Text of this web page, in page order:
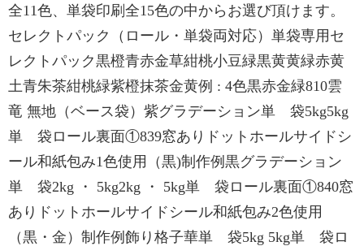
全11色、単袋印刷全15色の中からお選び頂けます。
セレクトパック（ロール・単袋両対応）単袋専用セ
レクトパック黒橙青赤金草紺桃小豆緑黒黄黄緑赤黄
土青朱茶紺桃緑紫橙抹茶金黄例 : 4色黒赤金緑810雲
竜 無地（ベース袋）紫グラデーション単 袋5kg5kg
単 袋ロール裏面①839窓ありドットホールサイドシ
ール和紙包み1色使用（黒)制作例黒グラデーション
単 袋2kg ・ 5kg2kg ・ 5kg単 袋ロール裏面①840窓
ありドットホールサイドシール和紙包み2色使用
（黒・金）制作例飾り格子華単 袋5kg 5kg単 袋ロ